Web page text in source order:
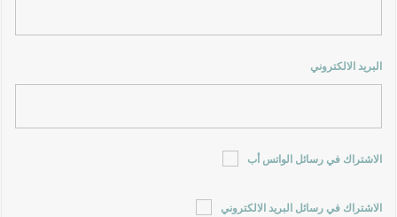
البريد الالكتروني
الاشتراك في رسائل الواتس أب
الاشتراك في رسائل البريد الالكتروني